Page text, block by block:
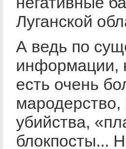
Луганской
А ведь по
информации,
есть очень
убийства,
блокпосты...